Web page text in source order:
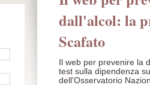
dall'alcol: la
Scafato
Il web per prevenire la
test sulla dipendenza
dell'Osservatorio